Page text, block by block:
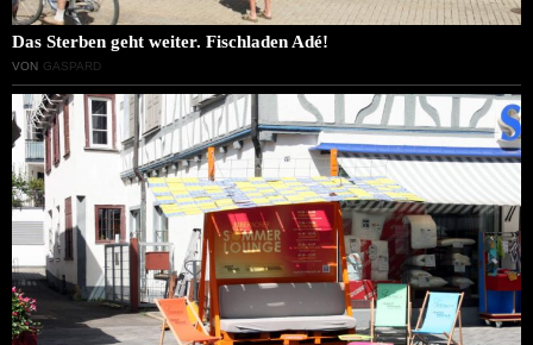
Das Sterben geht weiter. Fischladen Adé!
VON GASPARD